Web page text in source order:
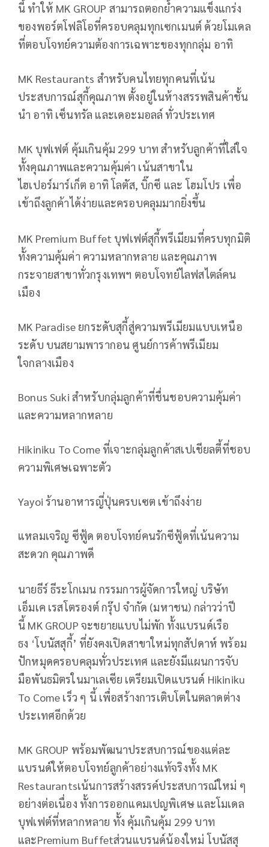
นี้ ทำให้ MK GROUP สามารถตอกย้ำความแข็งแกร่ง
ของพอร์ตโฟลิโอที่ครอบคลุมทุกเซกเมนต์ ด้วยโมเดล
ที่ตอบโจทย์ความต้องการเฉพาะของทุกกลุ่ม อาทิ
MK Restaurants สำหรับคนไทยทุกคนที่เน้น
ประสบการณ์สุกี้คุณภาพ ตั้งอยู่ในห้างสรรพสินค้าชั้น
นำ อาทิ เซ็นทรัล และเดอะมอลล์ ทั่วประเทศ
MK บุฟเฟต์ คุ้มเกินคุ้ม 299 บาท สำหรับลูกค้าที่ใส่ใจ
ทั้งคุณภาพและความคุ้มค่า เน้นสาขาใน
ไฮเปอร์มาร์เก็ต อาทิ โลตัส, บิ๊กซี และ โฮมโปร เพื่อ
เข้าถึงลูกค้าได้ง่ายและครอบคลุมมากยิ่งขึ้น
MK Premium Buffet บุฟเฟต์สุกี้พรีเมียมที่ครบทุกมิติ
ทั้งความคุ้มค่า ความหลากหลาย และคุณภาพ
กระจายสาขาทั่วกรุงเทพฯ ตอบโจทย์ไลฟสไตล์คน
เมือง
MK Paradise ยกระดับสุกี้สู่ความพรีเมียมแบบเหนือ
ระดับ บนสยามพารากอน ศูนย์การค้าพรีเมียม
ใจกลางเมือง
Bonus Suki สำหรับกลุ่มลูกค้าที่ชื่นชอบความคุ้มค่า
และความหลากหลาย
Hikiniku To Come ที่เจาะกลุ่มลูกค้าสเปเชียลตี้ที่ชอบ
ความพิเศษเฉพาะตัว
Yayoi ร้านอาหารญี่ปุ่นครบเซต เข้าถึงง่าย
แหลมเจริญ​ ซีฟู้ด ตอบโจทย์คนรักซีฟู้ดที่เน้นความ
สะดวก คุณภาพดี
นายธีร์ ธีระโกเมน กรรมการผู้จัดการใหญ่ บริษัท
เอ็มเค เรสโตรองต์ กรุ๊ป จำกัด (มหาชน) กล่าวว่าปี
นี้ MK GROUP จะขยายแบบไม่พัก ทั้งแบรนด์เรือ
ธง ‘โบนัสสุกี้’ ที่ยังคงเปิดสาขาใหม่ทุกสัปดาห์ พร้อม
ปักหมุดครอบคลุมทั่วประเทศ และยังมีแผนการจับ
มือพันธมิตรในมาเลเซีย เตรียมเปิดแบรนด์ Hikiniku
To Come เร็ว ๆ นี้ เพื่อสร้างการเติบโตในตลาดต่าง
ประเทศอีกด้วย
MK GROUP พร้อมพัฒนาประสบการณ์ของแต่ละ
แบรนด์ให้ตอบโจทย์ลูกค้าอย่างแท้จริงทั้ง MK
Restaurantsเน้นการสร้างสรรค์ประสบการณ์ใหม่ ๆ
อย่างต่อเนื่อง ทั้งการออกแคมเปญพิเศษ และโมเดล
บุฟเฟต์ที่หลากหลาย ทั้ง คุ้มเกินคุ้ม 299 บาท
และPremium Buffetส่วนแบรนด์น้องใหม่ โบนัสสุ